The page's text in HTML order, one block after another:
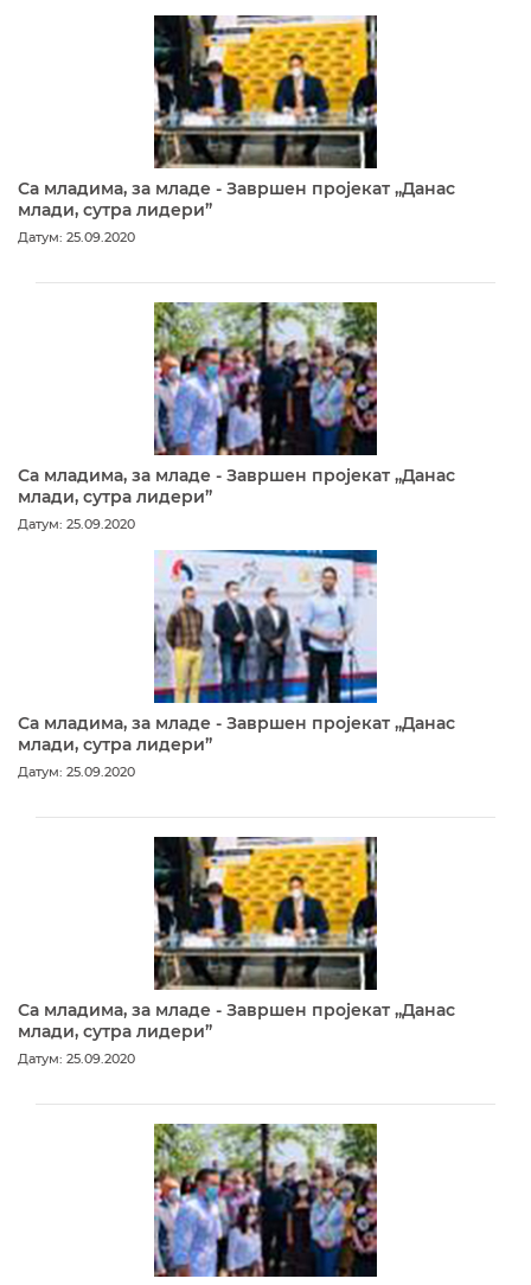
Са младима, за младе - Завршен пројекат „Данас
млади, сутра лидери”
Датум: 25.09.2020
Са младима, за младе - Завршен пројекат „Данас
млади, сутра лидери”
Датум: 25.09.2020
Са младима, за младе - Завршен пројекат „Данас
млади, сутра лидери”
Датум: 25.09.2020
Са младима, за младе - Завршен пројекат „Данас
млади, сутра лидери”
Датум: 25.09.2020